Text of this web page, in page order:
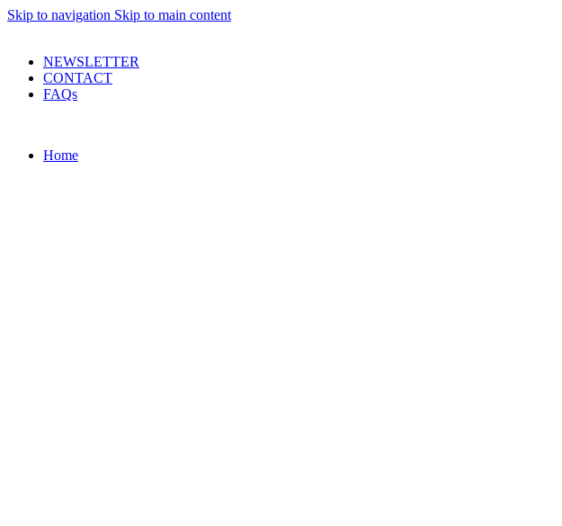
Skip to navigation Skip to main content
NEWSLETTER
CONTACT
FAQs
Home